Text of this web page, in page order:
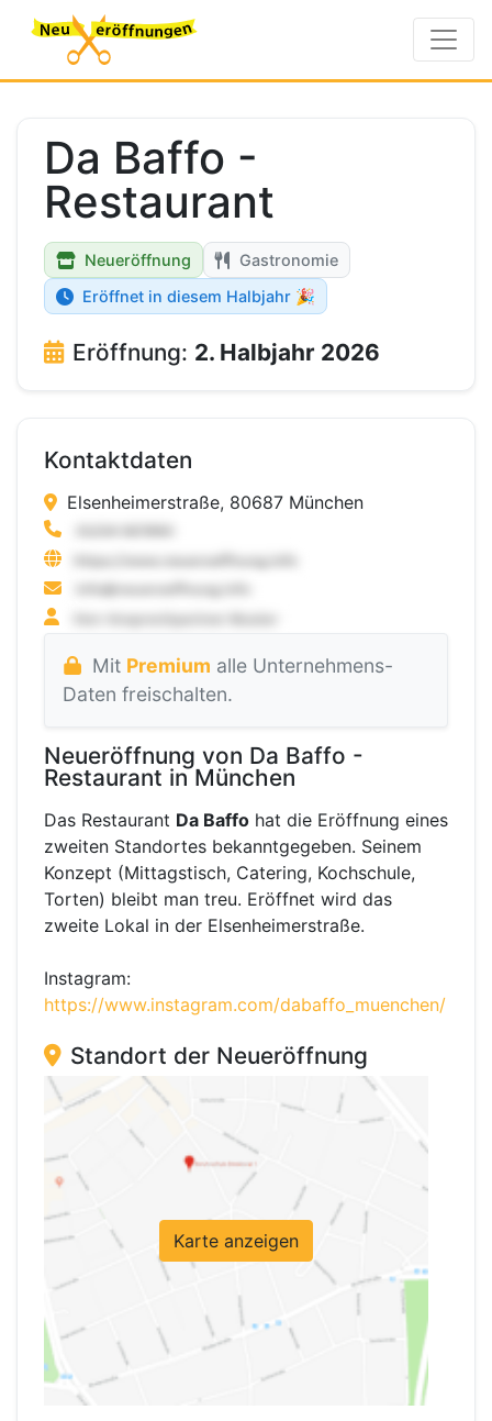
Da Baffo -
Restaurant
Neueröffnung
Gastronomie
Eröffnet in diesem Halbjahr 🎉
Eröffnung: 2. Halbjahr 2026
Kontaktdaten
Elsenheimerstraße, 80687 München
Mit Premium alle Unternehmens-
Daten freischalten.
Neueröffnung von Da Baffo -
Restaurant in München
Das Restaurant Da Baffo hat die Eröffnung eines
zweiten Standortes bekanntgegeben. Seinem
Konzept (Mittagstisch, Catering, Kochschule,
Torten) bleibt man treu. Eröffnet wird das
zweite Lokal in der Elsenheimerstraße.
Instagram:
https://www.instagram.com/dabaffo_muenchen/
Standort der Neueröffnung
Karte anzeigen